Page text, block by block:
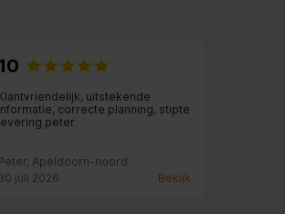
uitstekende
correcte planning, stipte
Apeldoorn-noord
30 juli 2026
Bekijk